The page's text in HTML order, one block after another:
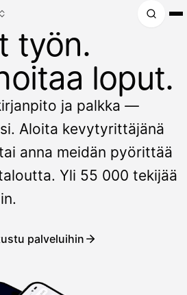
työn.
loput.
ja palkka —
Aloita kevytyrittäjänä
anna meidän pyörittää
Yli 55 000 tekijää
palveluihin